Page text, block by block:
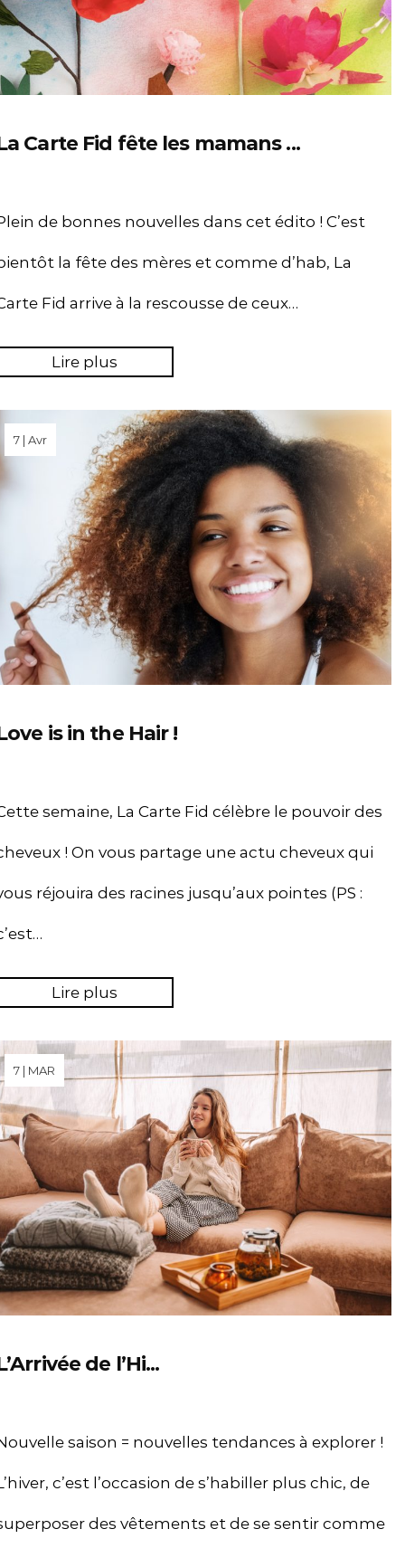
Carte Fid fête les mamans ...
de bonnes nouvelles dans cet édito ! C’est
la fête des mères et comme d’hab, La
Fid arrive à la rescousse de ceux…
Lire plus
7 | Avr
is in the Hair !
semaine, La Carte Fid célèbre le pouvoir des
! On vous partage une actu cheveux qui
réjouira des racines jusqu’aux pointes (PS :
Lire plus
7 | MAR
de l’Hi...
saison = nouvelles tendances à explorer !
c’est l’occasion de s’habiller plus chic, de
des vêtements et de se sentir comme